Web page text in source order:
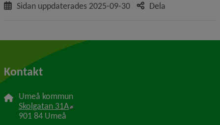
Sidan uppdaterades 2025-09-30 Dela
Kontakt
Umeå kommun
Skolgatan 31A Länk till annan webbplats, öppnas i nytt
901 84 Umeå